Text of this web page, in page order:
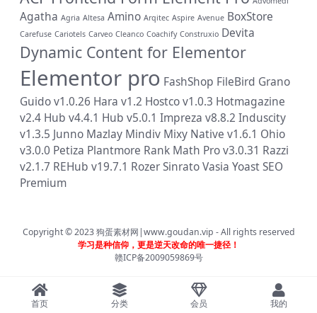
Agatha Agria Altesa Amino Arqitec Aspire Avenue BoxStore
Carefuse Cariotels Carveo Cleanco Coachify Construxio Devita
Dynamic Content for Elementor
Elementor pro FashShop FileBird Grano
Guido v1.0.26 Hara v1.2 Hostco v1.0.3 Hotmagazine
v2.4 Hub v4.4.1 Hub v5.0.1 Impreza v8.8.2 Induscity
v1.3.5 Junno Mazlay Mindiv Mixy Native v1.6.1 Ohio
v3.0.0 Petiza Plantmore Rank Math Pro v3.0.31 Razzi
v2.1.7 REHub v19.7.1 RozerSinratoVasia Yoast SEO
Premium
Copyright © 2023狗蛋素材网|www.goudan.vip - All rights reserved
学习是种信仰，更是逆天改命的唯一捷径！
赣ICP备2009059869号
首页 分类 会员 我的